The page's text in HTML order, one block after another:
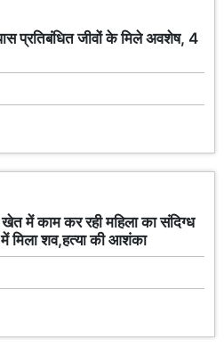
प्रतिबंधित जीवों के मिले अवशेष, 4
काम कर रही महिला का संदिग्ध
में मिला शव,हत्या की आशंका